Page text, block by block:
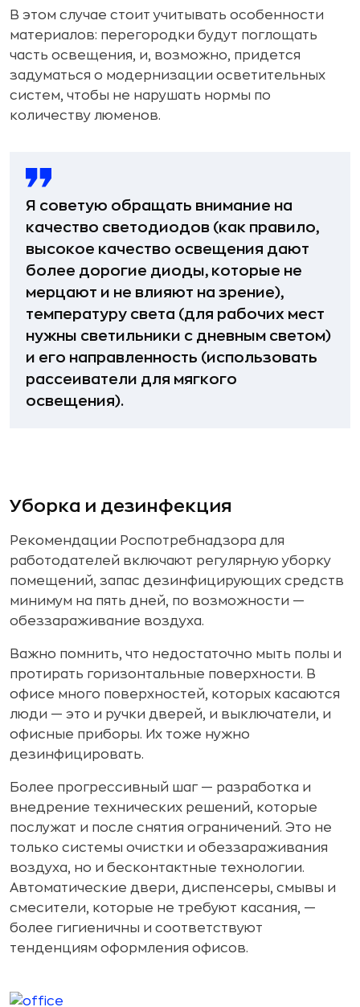
В этом случае стоит учитывать особенности
материалов: перегородки будут поглощать
часть освещения, и, возможно, придется
задуматься о модернизации осветительных
систем, чтобы не нарушать нормы по
количеству люменов.
Я советую обращать внимание на
качество светодиодов (как правило,
высокое качество освещения дают
более дорогие диоды, которые не
мерцают и не влияют на зрение),
температуру света (для рабочих мест
нужны светильники с дневным светом)
и его направленность (использовать
рассеиватели для мягкого
освещения).
Уборка и дезинфекция
Рекомендации Роспотребнадзора для
работодателей включают регулярную уборку
помещений, запас дезинфицирующих средств
минимум на пять дней, по возможности —
обеззараживание воздуха.
Важно помнить, что недостаточно мыть полы и
протирать горизонтальные поверхности. В
офисе много поверхностей, которых касаются
люди — это и ручки дверей, и выключатели, и
офисные приборы. Их тоже нужно
дезинфицировать.
Более прогрессивный шаг — разработка и
внедрение технических решений, которые
послужат и после снятия ограничений. Это не
только системы очистки и обеззараживания
воздуха, но и бесконтактные технологии.
Автоматические двери, диспенсеры, смывы и
смесители, которые не требуют касания, —
более гигиеничны и соответствуют
тенденциям оформления офисов.